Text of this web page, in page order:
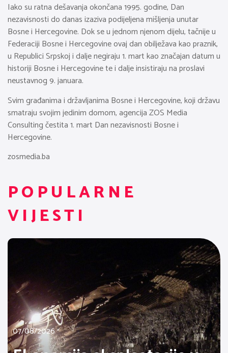
Iako su ratna dešavanja okončana 1995. godine, Dan
nezavisnosti do danas izaziva podijeljena mišljenja unutar
Bosne i Hercegovine. Dok se u jednom njenom dijelu, tačnije u
Federaciji Bosne i Hercegovine ovaj dan obilježava kao praznik,
u Republici Srpskoj i dalje negiraju 1. mart kao značajan datum u
historiji Bosne i Hercegovine te i dalje insistiraju na proslavi
neustavnog 9. januara.
Svim građanima i državljanima Bosne i Hercegovine, koji državu
smatraju svojim jedinim domom, agencija ZOS Media
Consulting čestita 1. mart Dan nezavisnosti Bosne i
Hercegovine.
zosmedia.ba
POPULARNE
VIJESTI
07/08/2026